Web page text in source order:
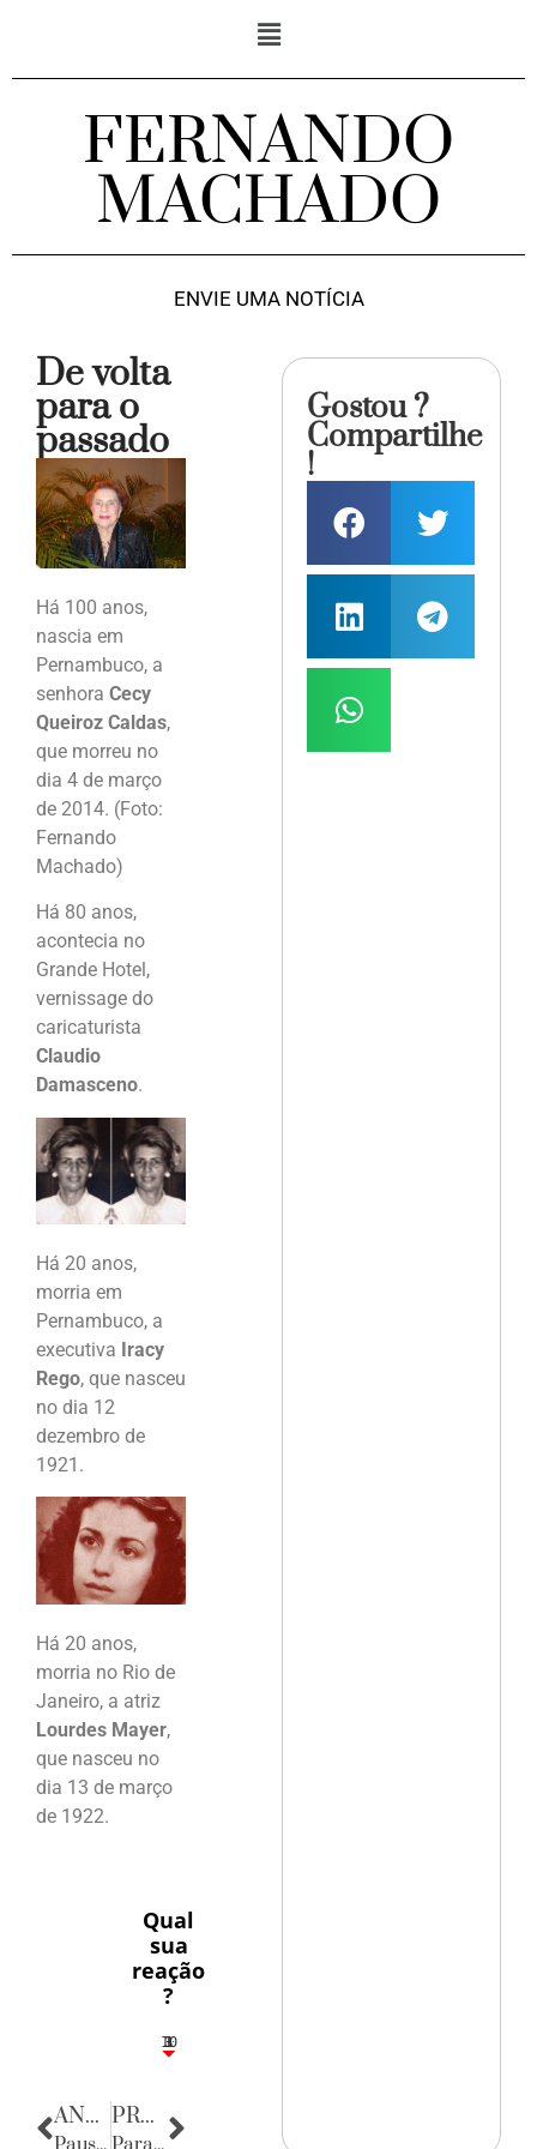
FERNANDO
MACHADO
ENVIE UMA NOTÍCIA
De volta
para o
passado
Há 100 anos,
nascia em
Pernambuco, a
senhora Cecy
Queiroz Caldas,
que morreu no
dia 4 de março
de 2014. (Foto:
Fernando
Machado)
Há 80 anos,
acontecia no
Grande Hotel,
vernissage do
caricaturista
Claudio
Damasceno.
Há 20 anos,
morria em
Pernambuco, a
executiva Iracy
Rego, que nasceu
no dia 12
dezembro de
1921.
Há 20 anos,
morria no Rio de
Janeiro, a atriz
Lourdes Mayer,
que nasceu no
dia 13 de março
de 1922.
Qual
sua
reação
?
3
1
1
3
10
ANTERIOR PRÓXIMA
Gostou ?
Compartilhe
!